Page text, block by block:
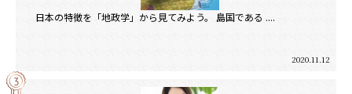
日本の特徴を「地政学」から見てみよう。 島国である ....
2020.11.12